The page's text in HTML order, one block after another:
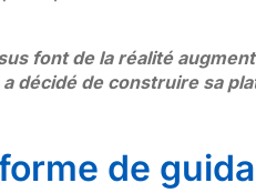
font de la réalité
décidé de construire sa
de